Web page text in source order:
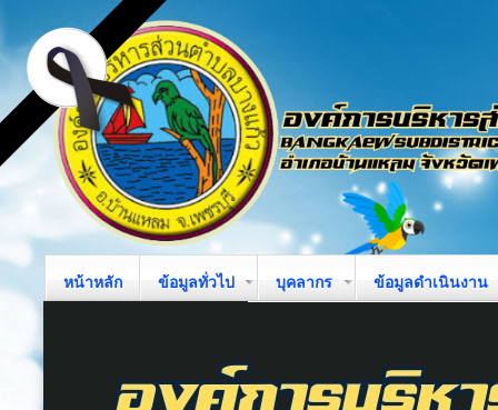
หน้าหลัก ข้อมูลทั่วไป บุคลากร ข้อมูลดำเนินงาน